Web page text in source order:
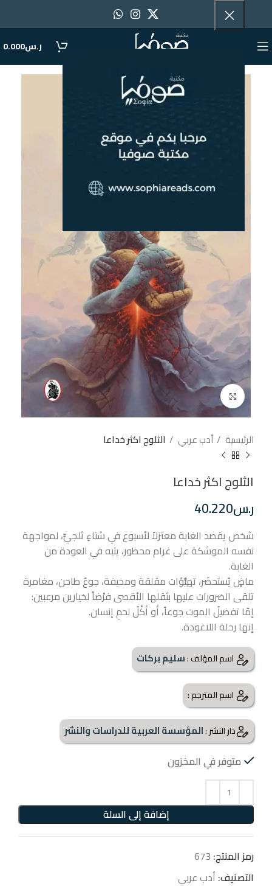
ر.س0.000
إضغط للتكبير
الرئيسية أدب عربي الثلوج اكثر خداعا
الثلوج اكثر خداعا
ر.س40.220
شخص يقصد الغابة معتزلاً لأسبوع في شتاءٍ ثلجيٍّ، لمواجهة
نفسه الموشكة على غرام محظور، يتيه في العودة من
الغابة.
ماضٍ يُستحضَر، تهيُّؤات مقلقة ومخيفة، جوعٌ طاحن، مغامرة
تلقى الضرورات عليها بثقلها الأقصى فرْضاً لخيارين مرعبين:
إمّا تفضيلُ الموت جوعاً، أو أكْلُ لحمِ إنسان.
إنها رحلة اللاعودة.
اسم المؤلف :سليم بركات
اسم المترجم :
دار النشر :المؤسسة العربية للدراسات والنشر
متوفر في المخزون
إضافة إلى السلة
رمز المنتج: 673
التصنيف: أدب عربي